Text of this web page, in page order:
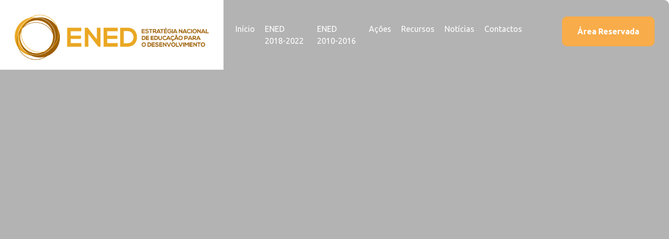
Início
ENED
2018-2022
ENED
2010-2016
Ações Recursos Notícias Contactos Área Reservada